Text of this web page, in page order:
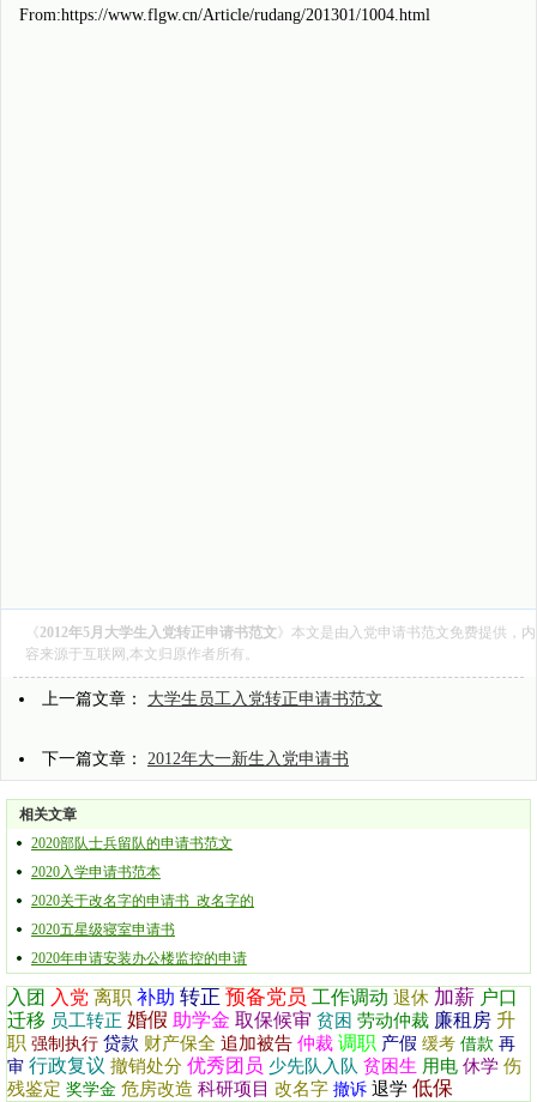
From:https://www.flgw.cn/Article/rudang/201301/1004.html
《2012年5月大学生入党转正申请书范文》本文是由 入党申请书范文免费提供，内
容来源于互联网,本文归原作者所有。
上一篇文章： 大学生员工入党转正申请书范文
下一篇文章： 2012年大一新生入党申请书
相关文章
2020部队士兵留队的申请书范文
2020入学申请书范本
2020关于改名字的申请书_改名字的
2020五星级寝室申请书
2020年申请安装办公楼监控的申请
入团 入党 离职 补助 转正 预备党员 工作调动 退休 加薪 户口
迁移 员工转正 婚假 助学金 取保候审 贫困 劳动仲裁 廉租房 升
职 强制执行 贷款 财产保全 追加被告 仲裁 调职 产假 缓考 借款 再
审 行政复议 撤销处分 优秀团员 少先队入队 贫困生 用电 休学 伤
残鉴定 奖学金 危房改造 科研项目 改名字 撤诉 退学 低保